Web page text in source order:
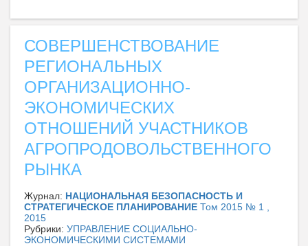
СОВЕРШЕНСТВОВАНИЕ
РЕГИОНАЛЬНЫХ
ОРГАНИЗАЦИОННО-
ЭКОНОМИЧЕСКИХ
ОТНОШЕНИЙ УЧАСТНИКОВ
АГРОПРОДОВОЛЬСТВЕННОГО
РЫНКА
Журнал: НАЦИОНАЛЬНАЯ БЕЗОПАСНОСТЬ И
СТРАТЕГИЧЕСКОЕ ПЛАНИРОВАНИЕ Том 2015 № 1 ,
2015
Рубрики: УПРАВЛЕНИЕ СОЦИАЛЬНО-
ЭКОНОМИЧЕСКИМИ СИСТЕМАМИ